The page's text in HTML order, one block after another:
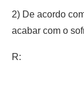
2) De acordo
acabar com o
R: